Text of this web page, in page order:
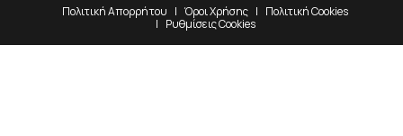
Πολιτική Απορρήτου
Όροι Χρήσης
Πολιτική Cookies
Ρυθμίσεις Cookies